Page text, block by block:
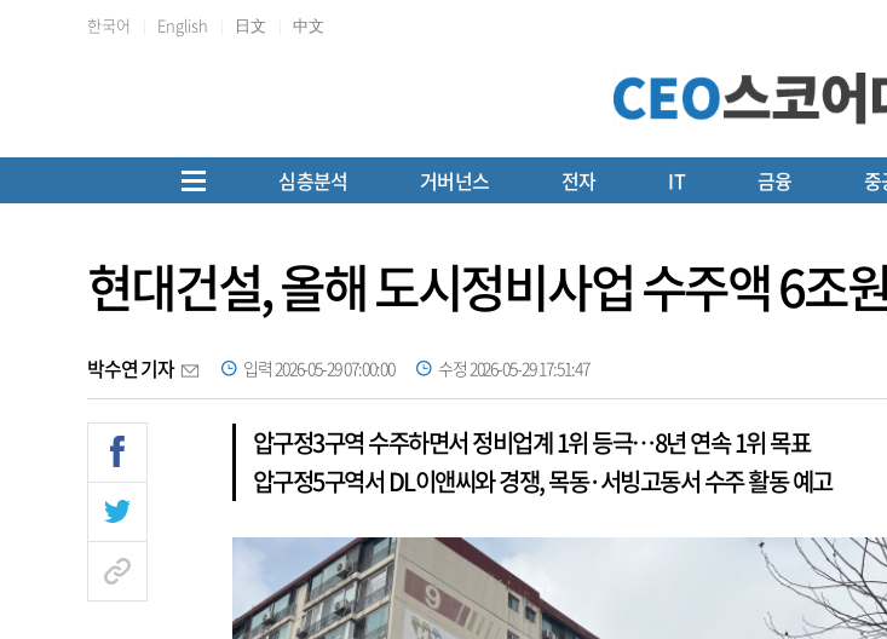
한국어 English 日文 中文
심층분석 거버넌스 전자 IT 금융 중
현대건설, 올해 도시정비사업 수주액 6조
박수연 기자 입력 2026-05-29 07:00:00 수정 2026-05-29 17:51:47
압구정3구역 수주하면서 정비업계 1위 등극…8년 연속 1위 목표
압구정5구역서 DL이앤씨와 경쟁, 목동·서빙고동서 수주 활동 예고